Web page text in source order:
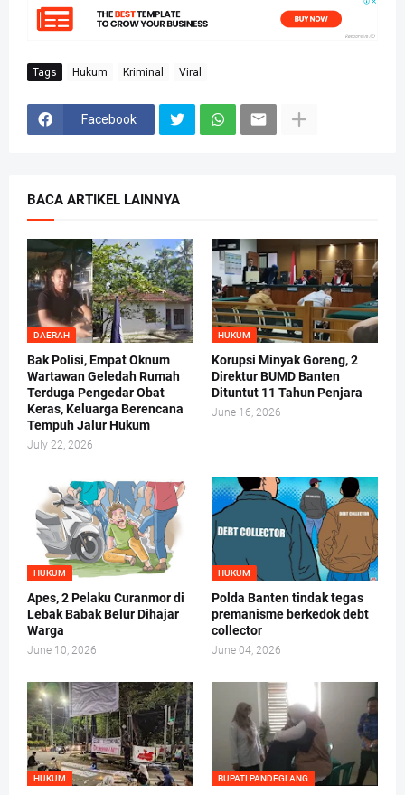
Tags Hukum Kriminal Viral
Facebook
BACA ARTIKEL LAINNYA
DAERAH
Bak Polisi, Empat Oknum
Wartawan Geledah Rumah
Terduga Pengedar Obat
Keras, Keluarga Berencana
Tempuh Jalur Hukum
July 22, 2026
HUKUM
Korupsi Minyak Goreng, 2
Direktur BUMD Banten
Dituntut 11 Tahun Penjara
June 16, 2026
HUKUM
Apes, 2 Pelaku Curanmor di
Lebak Babak Belur Dihajar
Warga
June 10, 2026
HUKUM
Polda Banten tindak tegas
premanisme berkedok debt
collector
June 04, 2026
HUKUM BUPATI PANDEGLANG